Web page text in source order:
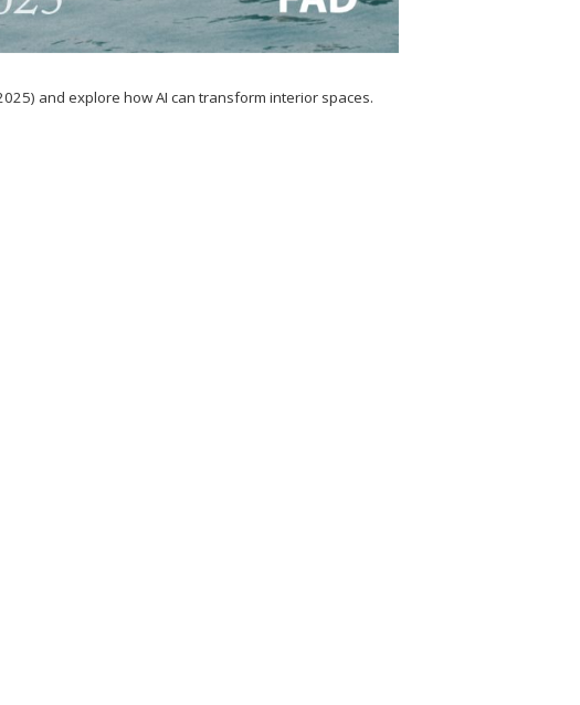
and explore how AI can transform interior spaces.